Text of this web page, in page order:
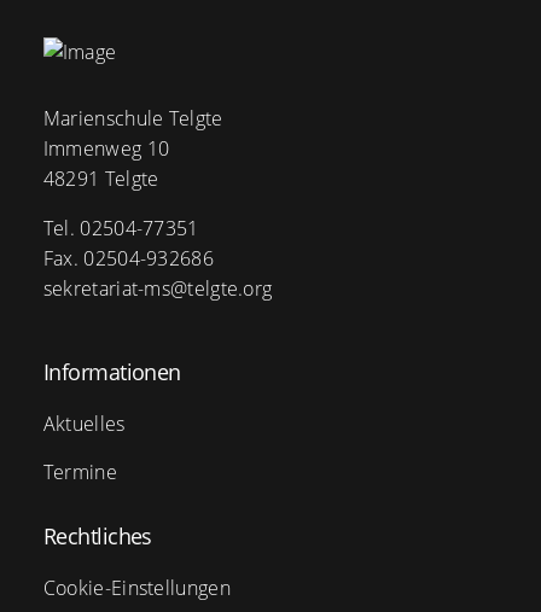
Marienschule Telgte
Immenweg 10
48291 Telgte
Tel. 02504-77351
Fax. 02504-932686
sekretariat-ms@telgte.org
Informationen
Aktuelles
Termine
Rechtliches
Cookie-Einstellungen